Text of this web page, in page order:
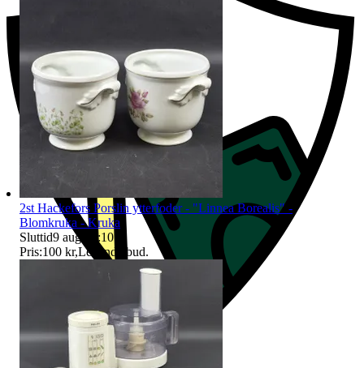
2st Hackefors Porslin ytterfoder - "Linnea Borealis" -
Blomkruka - Kruka
Sluttid9 aug 18:10.
Pris:100 kr,Ledande bud.